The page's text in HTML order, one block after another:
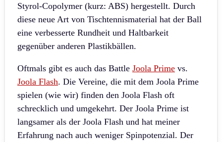
Styrol-Copolymer (kurz: ABS) hergestellt. Durch
diese neue Art von Tischtennismaterial hat der Ball
eine verbesserte Rundheit und Haltbarkeit
gegenüber anderen Plastikbällen.
Oftmals gibt es auch das Battle Joola Prime vs.
Joola Flash. Die Vereine, die mit dem Joola Prime
spielen (wie wir) finden den Joola Flash oft
schrecklich und umgekehrt. Der Joola Prime ist
langsamer als der Joola Flash und hat meiner
Erfahrung nach auch weniger Spinpotenzial. Der